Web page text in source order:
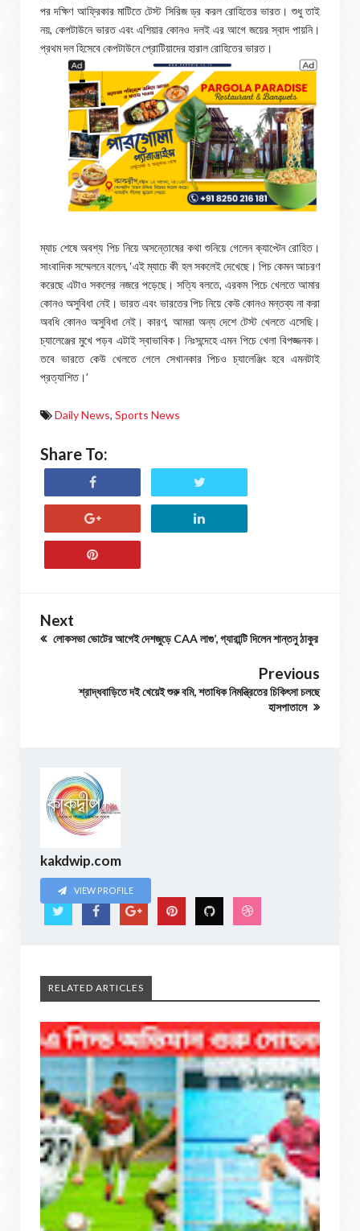
পর দক্ষিণ আফ্রিকার মাটিতে টেস্ট সিরিজ ড্র করল রোহিতের ভারত। শুধু তাই
নয়, কেপটাউনে ভারত এবং এশিয়ার কোনও দলই এর আগে জয়ের স্বাদ পায়নি।
প্রথম দল হিসেবে কেপটাউনে প্রোটিয়াদের হারাল রোহিতের ভারত।
ম্যাচ শেষে অবশ্য পিচ নিয়ে অসন্তোষের কথা শুনিয়ে গেলেন ক্যাপ্টেন রোহিত।
সাংবাদিক সম্মেলনে বলেন, ‘এই ম্যাচে কী হল সকলেই দেখেছে। পিচ কেমন আচরণ
করেছে এটাও সকলের নজরে পড়েছে। সত্যি বলতে, এরকম পিচে খেলতে আমার
কোনও অসুবিধা নেই। ভারত এবং ভারতের পিচ নিয়ে কেউ কোনও মন্তব্য না করা
অবধি কোনও অসুবিধা নেই। কারণ, আমরা অন্য দেশে টেস্ট খেলতে এসেছি।
চ্যালেঞ্জের মুখে পড়ব এটাই স্বাভাবিক। নিঃসন্দেহে এমন পিচে খেলা বিপজ্জনক।
তবে ভারতে কেউ খেলতে গেলে সেখানকার পিচও চ্যালেঞ্জিং হবে এমনটাই
প্রত্যাশিত।’
Daily News, Sports News
Share To:
Next
লোকসভা ভোটের আগেই দেশজুড়ে CAA লাগু’, গ্যারান্টি দিলেন শান্তনু ঠাকুর
Previous
শ্রাদ্ধবাড়িতে দই খেয়েই শুরু বমি, শতাধিক নিমন্ত্রিতের চিকিৎসা চলছে
হাসপাতালে
kakdwip.com
VIEW PROFILE
RELATED ARTICLES